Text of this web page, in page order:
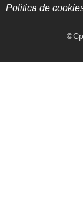
Politica de